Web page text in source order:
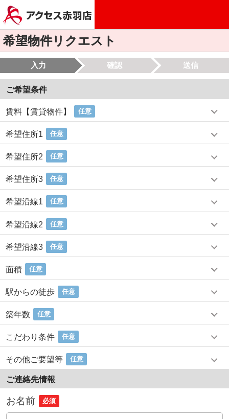
希望物件リクエスト
入力 確認 送信
ご希望条件
賃料【賃貸物件】 任意
希望住所1 任意
希望住所2 任意
希望住所3 任意
希望沿線1 任意
希望沿線2 任意
希望沿線3 任意
面積 任意
駅からの徒歩 任意
築年数 任意
こだわり条件 任意
その他ご要望等 任意
ご連絡先情報
お名前 必須